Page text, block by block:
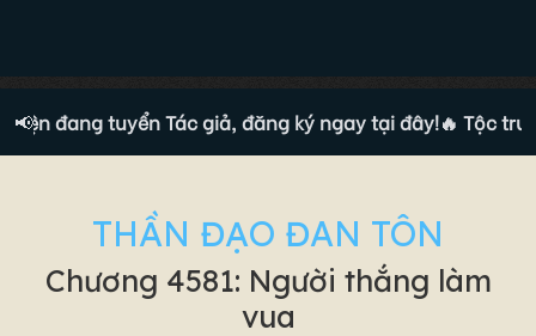
📢đang tuyển Tác giả, đăng ký ngay tại đây!🔥 Tộc
THẦN ĐẠO ĐAN TÔN
Chương 4581: Người thắng làm
vua